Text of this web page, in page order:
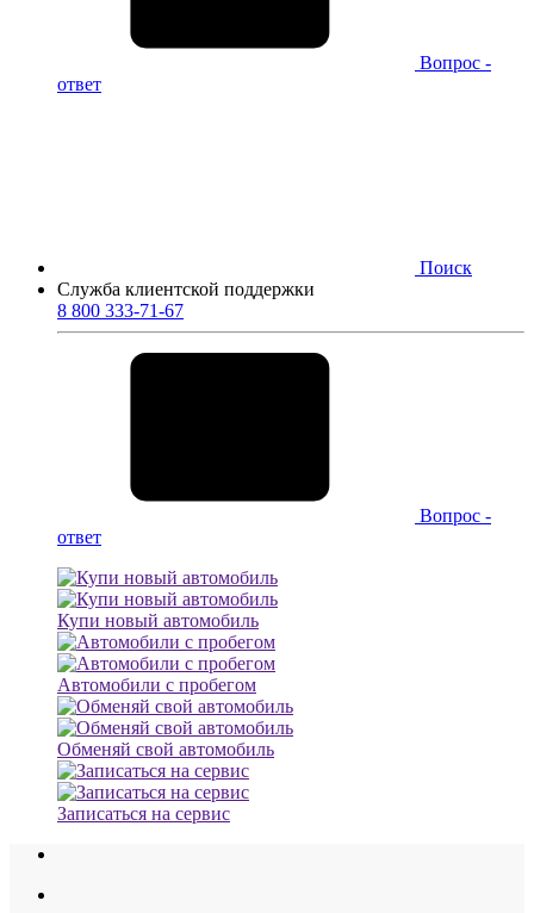
Вопрос -
ответ
Поиск
Служба клиентской поддержки
8 800 333-71-67
Вопрос -
ответ
Купи новый автомобиль
Автомобили с пробегом
Обменяй свой автомобиль
Записаться на сервис